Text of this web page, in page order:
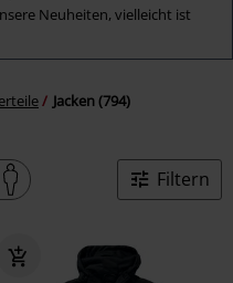
Neuheiten, vielleicht ist
Jacken (794)
Filtern